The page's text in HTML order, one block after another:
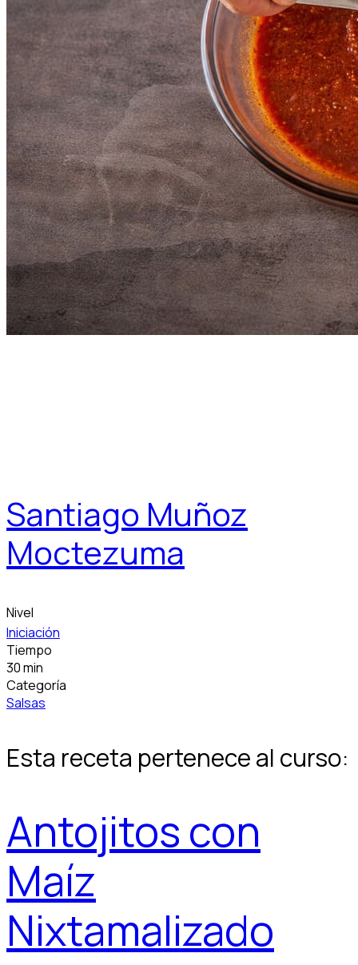
Santiago Muñoz
Moctezuma
Nivel
Iniciación
Tiempo
30 min
Categoría
Salsas
Esta receta pertenece al curso:
Antojitos con
Maíz
Nixtamalizado